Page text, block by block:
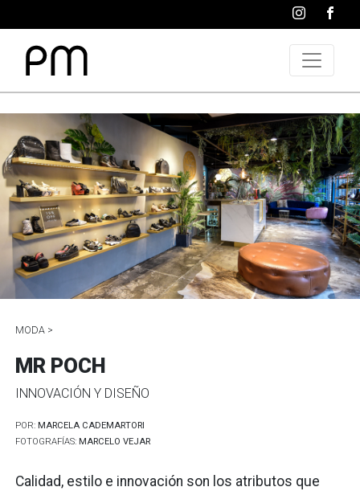
MODA >
MR POCH
INNOVACIÓN Y DISEÑO
POR: MARCELA CADEMARTORI
FOTOGRAFÍAS: MARCELO VEJAR
Calidad, estilo e innovación son los atributos que